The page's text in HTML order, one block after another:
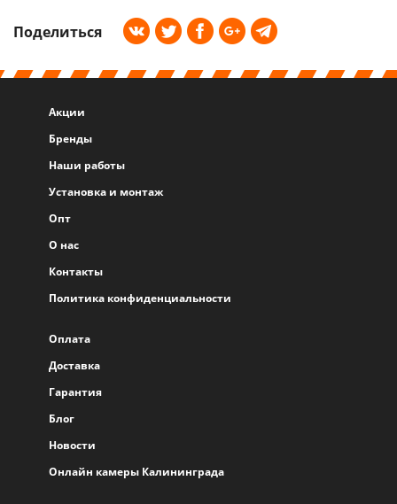
Поделиться
Акции
Бренды
Наши работы
Установка и монтаж
Опт
О нас
Контакты
Политика конфиденциальности
Оплата
Доставка
Гарантия
Блог
Новости
Онлайн камеры Калининграда